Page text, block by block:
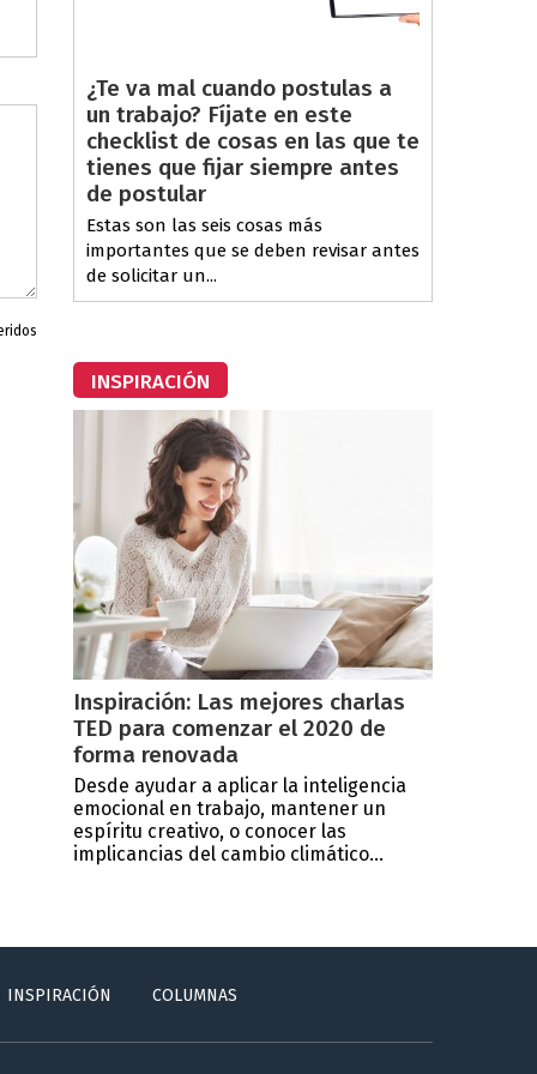
¿Te va mal cuando postulas a
un trabajo? Fíjate en este
checklist de cosas en las que te
tienes que fijar siempre antes
de postular
Estas son las seis cosas más
importantes que se deben revisar antes
de solicitar un...
INSPIRACIÓN
Inspiración: Las mejores charlas
TED para comenzar el 2020 de
forma renovada
Desde ayudar a aplicar la inteligencia
emocional en trabajo, mantener un
espíritu creativo, o conocer las
implicancias del cambio climático...
INSPIRACIÓN COLUMNAS